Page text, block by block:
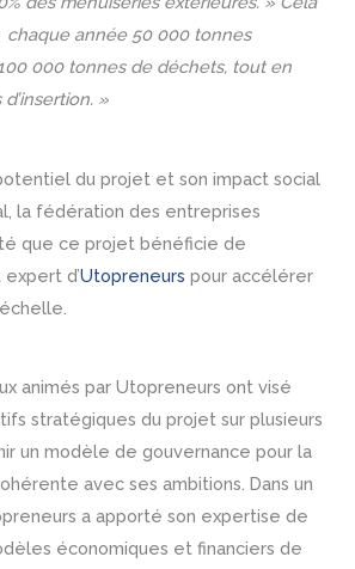
chaque année 50 000 tonnes
000 tonnes de déchets, tout en
»
du projet et son impact social
la fédération des entreprises
que ce projet bénéficie de
d’Utopreneurs pour accélérer
animés par Utopreneurs ont visé
stratégiques du projet sur plusieurs
un modèle de gouvernance pour la
avec ses ambitions. Dans un
a apporté son expertise de
économiques et financiers de